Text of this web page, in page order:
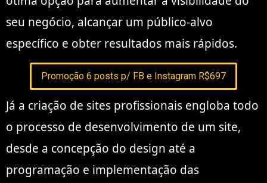
seu negócio, alcançar um público-alvo
específico e obter resultados mais rápidos.
Promoção 6 posts p/ FB e Instagram R$697
Já a criação de sites profissionais engloba todo
o processo de desenvolvimento de um site,
desde a concepção do design até a
programação e implementação das